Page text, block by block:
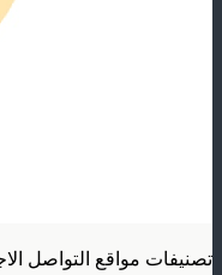
تصنيفات مواقع التواصل